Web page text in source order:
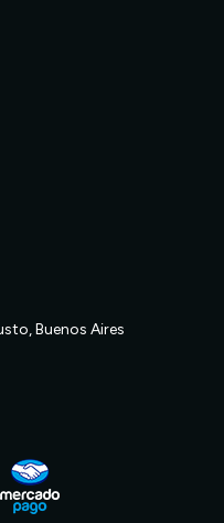
Buenos Aires